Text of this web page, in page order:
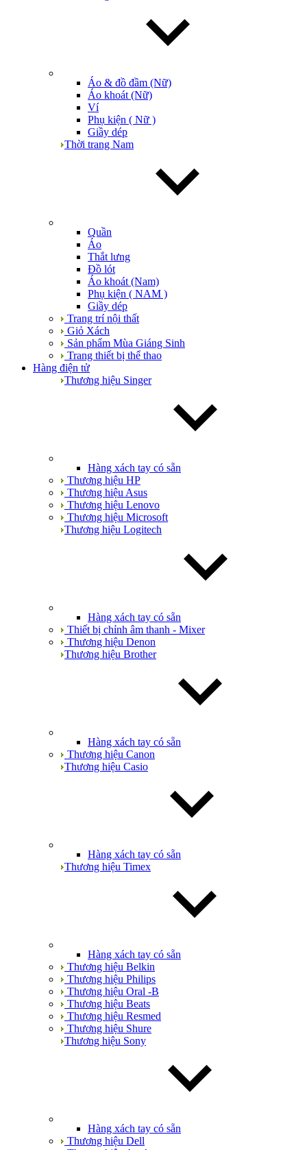
Áo & đồ đầm (Nữ)
Áo khoát (Nữ)
Ví
Phụ kiện ( Nữ )
Giầy dép
Thời trang Nam
Quần
Áo
Thắt lưng
Đồ lót
Áo khoát (Nam)
Phụ kiện ( NAM )
Giầy dép
Trang trí nội thất
Giỏ Xách
Sản phẩm Mùa Giáng Sinh
Trang thiết bị thể thao
Hàng điện tử
Thương hiệu Singer
Hàng xách tay có sẵn
Thương hiệu HP
Thương hiệu Asus
Thương hiệu Lenovo
Thương hiệu Microsoft
Thương hiệu Logitech
Hàng xách tay có sẵn
Thiết bị chỉnh âm thanh - Mixer
Thương hiệu Denon
Thương hiệu Brother
Hàng xách tay có sẵn
Thương hiệu Canon
Thương hiệu Casio
Hàng xách tay có sẵn
Thương hiệu Timex
Hàng xách tay có sẵn
Thương hiệu Belkin
Thương hiệu Philips
Thương hiệu Oral -B
Thương hiệu Beats
Thương hiệu Resmed
Thương hiệu Shure
Thương hiệu Sony
Hàng xách tay có sẵn
Thương hiệu Dell